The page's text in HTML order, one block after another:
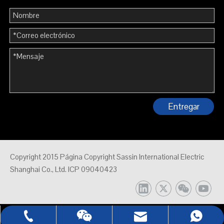
0086 - 21 - 5021 7777
sales@sassin.com
Entregar
Copyright 2015 Página Copyright Sassin International Electric
Shanghai Co., Ltd. ICP 09040423